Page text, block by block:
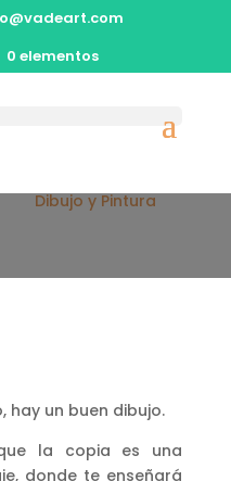
0 elementos
|Dibujo y Pintura
hay un buen dibujo.
la copia es una
donde te enseñará